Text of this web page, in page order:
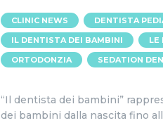
CLINIC NEWS DENTISTA
IL DENTISTA DEI BAMBINI LE
ORTODONZIA SEDATION
“Il dentista dei bambini”
dei bambini dalla nascita fino